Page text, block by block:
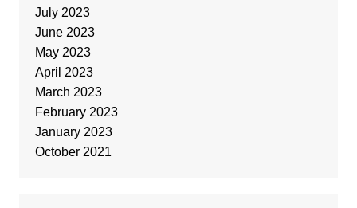
July 2023
June 2023
May 2023
April 2023
March 2023
February 2023
January 2023
October 2021